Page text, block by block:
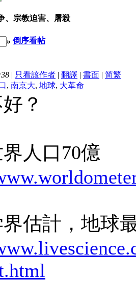
、宗教迫害、屠殺
» 倒序看帖
| 只看該作者 | 翻譯 | 書面 | 简繁
, 南京大, 地球, 大革命
？
人口70億
估計，地球